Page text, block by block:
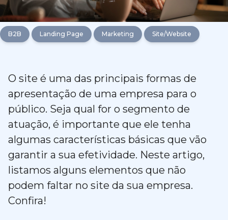
B2B Landing Page Marketing Site/Website
O site é uma das principais formas de
apresentação de uma empresa para o
público. Seja qual for o segmento de
atuação, é importante que ele tenha
algumas características básicas que vão
garantir a sua efetividade. Neste artigo,
listamos alguns elementos que não
podem faltar no site da sua empresa.
Confira!